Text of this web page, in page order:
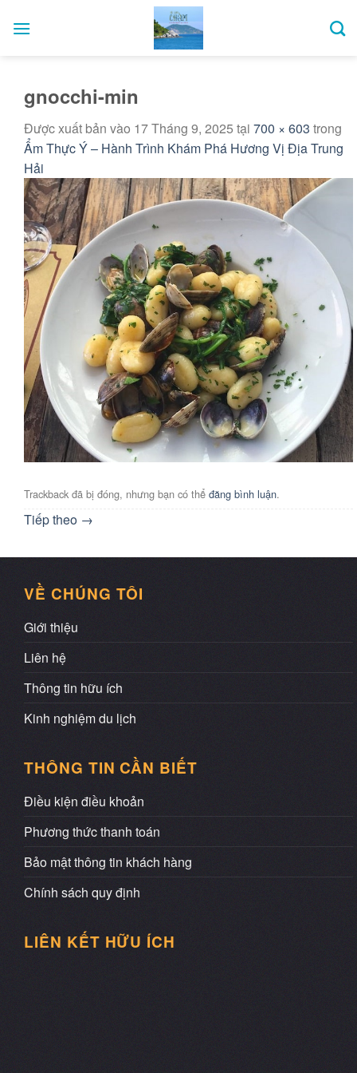
qua
gnocchi-min
Được xuất bản vào 17 Tháng 9, 2025 tại 700 × 603 trong
Ẩm Thực Ý – Hành Trình Khám Phá Hương Vị Địa Trung
Hải
Trackback đã bị đóng, nhưng bạn có thể đăng bình luận.
Tiếp theo →
VỀ CHÚNG TÔI
Giới thiệu
Liên hệ
Thông tin hữu ích
Kinh nghiệm du lịch
THÔNG TIN CẦN BIẾT
Điều kiện điều khoản
Phương thức thanh toán
Bảo mật thông tin khách hàng
Chính sách quy định
LIÊN KẾT HỮU ÍCH